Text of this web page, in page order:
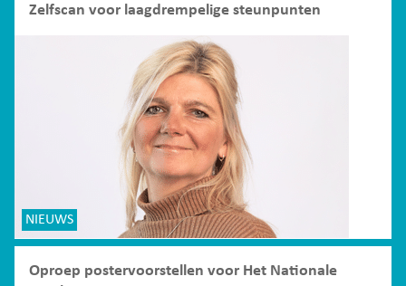
Zelfscan voor laagdrempelige steunpunten
NIEUWS
Oproep postervoorstellen voor Het Nationale